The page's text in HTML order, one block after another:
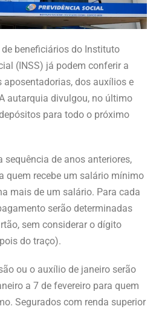
beneficiários do Instituto
(INSS) já podem conferir a
dos auxílios e
autarquia divulgou, no último
para todo o próximo
sequência de anos anteriores,
quem recebe um salário mínimo
mais de um salário. Para cada
serão determinadas
sem considerar o dígito
do traço).
ou o auxílio de janeiro serão
a 7 de fevereiro para quem
Segurados com renda superior